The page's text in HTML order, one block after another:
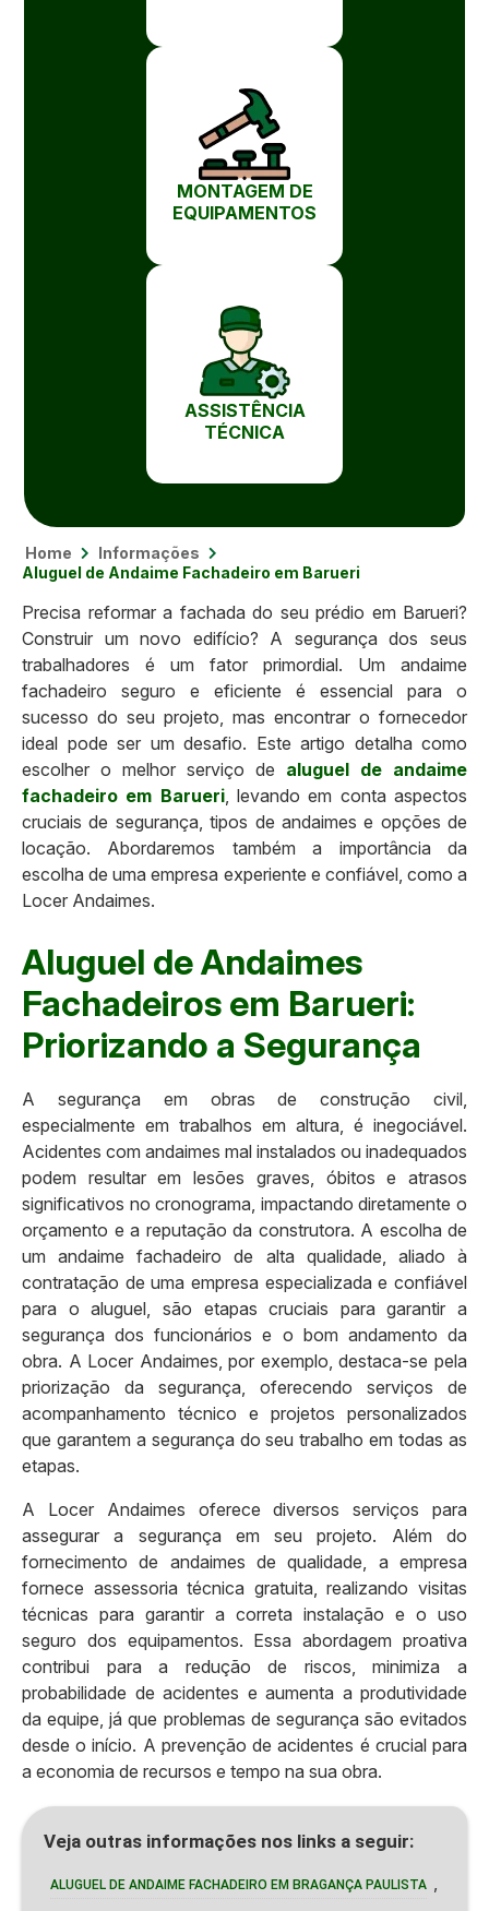
MONTAGEM DE
EQUIPAMENTOS
ASSISTÊNCIA
TÉCNICA
Home
Informações
Aluguel de Andaime Fachadeiro em Barueri
Precisa reformar a fachada do seu prédio em Barueri?
Construir um novo edifício? A segurança dos seus
trabalhadores é um fator primordial. Um andaime
fachadeiro seguro e eficiente é essencial para o
sucesso do seu projeto, mas encontrar o fornecedor
ideal pode ser um desafio. Este artigo detalha como
escolher o melhor serviço de aluguel de andaime
fachadeiro em Barueri, levando em conta aspectos
cruciais de segurança, tipos de andaimes e opções de
locação. Abordaremos também a importância da
escolha de uma empresa experiente e confiável, como a
Locer Andaimes.
Aluguel de Andaimes
Fachadeiros em Barueri:
Priorizando a Segurança
A segurança em obras de construção civil,
especialmente em trabalhos em altura, é inegociável.
Acidentes com andaimes mal instalados ou inadequados
podem resultar em lesões graves, óbitos e atrasos
significativos no cronograma, impactando diretamente o
orçamento e a reputação da construtora. A escolha de
um andaime fachadeiro de alta qualidade, aliado à
contratação de uma empresa especializada e confiável
para o aluguel, são etapas cruciais para garantir a
segurança dos funcionários e o bom andamento da
obra. A Locer Andaimes, por exemplo, destaca-se pela
priorização da segurança, oferecendo serviços de
acompanhamento técnico e projetos personalizados
que garantem a segurança do seu trabalho em todas as
etapas.
A Locer Andaimes oferece diversos serviços para
assegurar a segurança em seu projeto. Além do
fornecimento de andaimes de qualidade, a empresa
fornece assessoria técnica gratuita, realizando visitas
técnicas para garantir a correta instalação e o uso
seguro dos equipamentos. Essa abordagem proativa
contribui para a redução de riscos, minimiza a
probabilidade de acidentes e aumenta a produtividade
da equipe, já que problemas de segurança são evitados
desde o início. A prevenção de acidentes é crucial para
a economia de recursos e tempo na sua obra.
Veja outras informações nos links a seguir:
ALUGUEL DE ANDAIME FACHADEIRO EM BRAGANÇA PAULISTA